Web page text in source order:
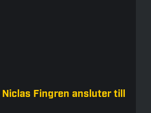
Fingren ansluter till